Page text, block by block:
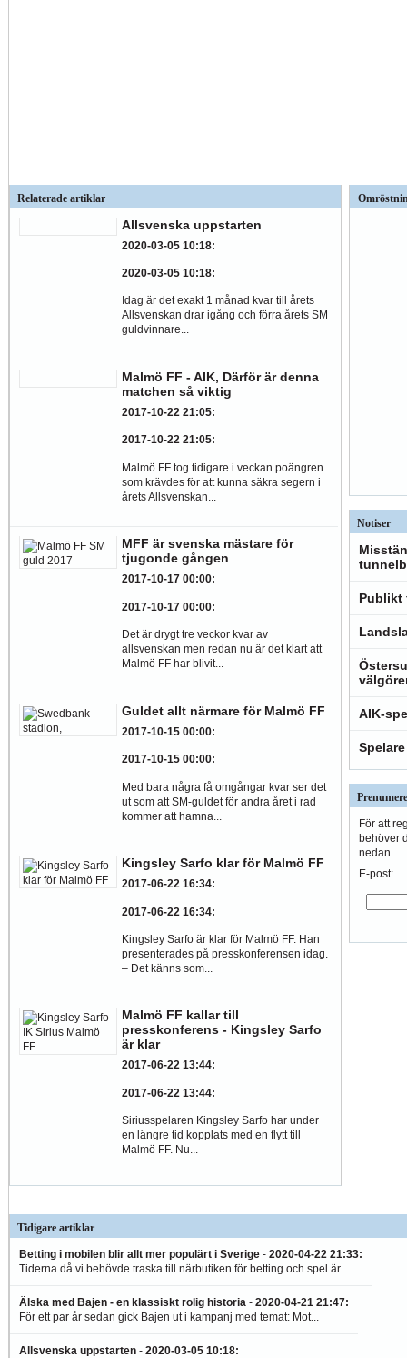
Relaterade artiklar
Allsvenska uppstarten
2020-03-05 10:18:
2020-03-05 10:18:
Idag är det exakt 1 månad kvar till årets
Allsvenskan drar igång och förra årets SM
guldvinnare...
Malmö FF - AIK, Därför är denna
matchen så viktig
2017-10-22 21:05:
2017-10-22 21:05:
Malmö FF tog tidigare i veckan poängren
som krävdes för att kunna säkra segern i
årets Allsvenskan...
MFF är svenska mästare för
tjugonde gången
2017-10-17 00:00:
2017-10-17 00:00:
Det är drygt tre veckor kvar av
allsvenskan men redan nu är det klart att
Malmö FF har blivit...
Guldet allt närmare för Malmö FF
2017-10-15 00:00:
2017-10-15 00:00:
Med bara några få omgångar kvar ser det
ut som att SM-guldet för andra året i rad
kommer att hamna...
Kingsley Sarfo klar för Malmö FF
2017-06-22 16:34:
2017-06-22 16:34:
Kingsley Sarfo är klar för Malmö FF. Han
presenterades på presskonferensen idag.
– Det känns som...
Malmö FF kallar till
presskonferens - Kingsley Sarfo
är klar
2017-06-22 13:44:
2017-06-22 13:44:
Siriusspelaren Kingsley Sarfo har under
en längre tid kopplats med en flytt till
Malmö FF. Nu...
Notiser
Publikt
AIK-
För att
behöver
nedan.
E-post:
Tidigare artiklar
Betting i mobilen blir allt mer populärt i Sverige - 2020-04-22 21:33:
Tiderna då vi behövde traska till närbutiken för betting och spel är...
Älska med Bajen - en klassiskt rolig historia - 2020-04-21 21:47:
För ett par år sedan gick Bajen ut i kampanj med temat: Mot...
Allsvenska uppstarten - 2020-03-05 10:18: